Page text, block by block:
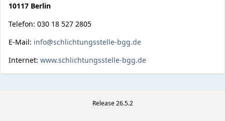
10117 Berlin
Telefon: 030 18 527 2805
E-Mail: info@schlichtungsstelle-bgg.de
Internet: www.schlichtungsstelle-bgg.de
Release 26.5.2